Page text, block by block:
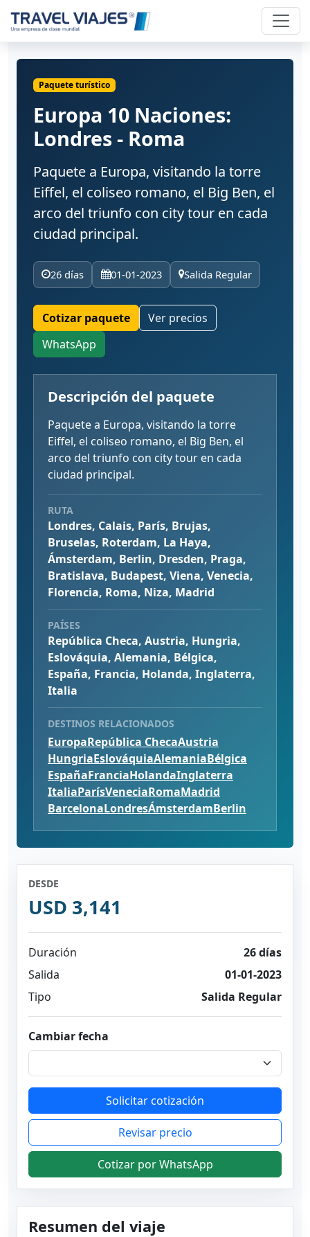
Paquete turístico
Europa 10 Naciones:
Londres - Roma
Paquete a Europa, visitando la torre
Eiffel, el coliseo romano, el Big Ben, el
arco del triunfo con city tour en cada
ciudad principal.
26 días 01-01-2023 Salida Regular
Cotizar paquete
Ver precios
WhatsApp
Descripción del paquete
Paquete a Europa, visitando la torre
Eiffel, el coliseo romano, el Big Ben, el
arco del triunfo con city tour en cada
ciudad principal.
RUTA
Londres, Calais, París, Brujas,
Bruselas, Roterdam, La Haya,
Ámsterdam, Berlin, Dresden, Praga,
Bratislava, Budapest, Viena, Venecia,
Florencia, Roma, Niza, Madrid
PAÍSES
República Checa, Austria, Hungria,
Eslováquia, Alemania, Bélgica,
España, Francia, Holanda, Inglaterra,
Italia
DESTINOS RELACIONADOS
EuropaRepública ChecaAustria
HungriaEslováquiaAlemaniaBélgica
EspañaFranciaHolandaInglaterra
ItaliaParísVeneciaRomaMadrid
BarcelonaLondresÁmsterdamBerlin
Resumen del viaje
DESDE
USD 3,141
Duración
26 días
Salida
01-01-2023
Tipo
Salida Regular
Cambiar fecha
Solicitar cotización
Revisar precio
Cotizar por WhatsApp